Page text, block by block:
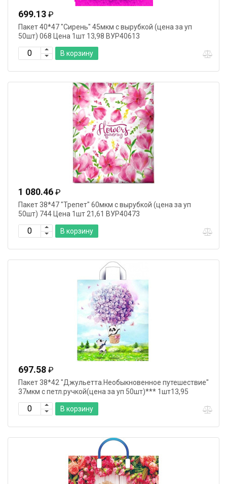
699.13 ₽
Пакет 40*47 "Сирень" 45мкм с вырубкой (цена за уп
50шт) 068 Цена 1шт 13,98 ВУР40613
В корзину
1 080.46 ₽
Пакет 38*47 "Трепет" 60мкм с вырубкой (цена за уп
50шт) 744 Цена 1шт 21,61 ВУР40473
В корзину
697.58 ₽
Пакет 38*42 "Джульетта.Необыкновенное путешествие"
37мкм с петл.ручкой(цена за уп 50шт)*** 1шт13,95
В корзину